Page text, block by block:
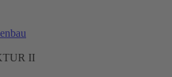
II